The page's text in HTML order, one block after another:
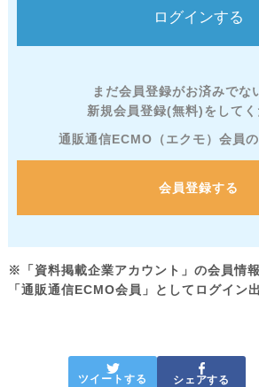
まだ会員登録がお済みでな
新規会員登録(無料)をしてく
通販通信ECMO（エクモ）会員
会員登録する
※「資料掲載企業アカウント」の会員情
「通販通信ECMO会員」としてログイン
ツイートする シェアする